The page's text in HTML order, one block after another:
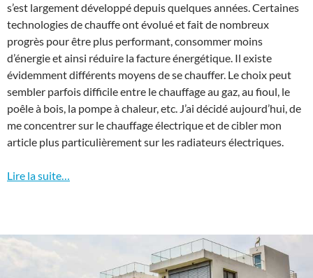
s’est largement développé depuis quelques années. Certaines
technologies de chauffe ont évolué et fait de nombreux
progrès pour être plus performant, consommer moins
d’énergie et ainsi réduire la facture énergétique. Il existe
évidemment différents moyens de se chauffer. Le choix peut
sembler parfois difficile entre le chauffage au gaz, au fioul, le
poêle à bois, la pompe à chaleur, etc. J’ai décidé aujourd’hui, de
me concentrer sur le chauffage électrique et de cibler mon
article plus particulièrement sur les radiateurs électriques.
Lire la suite…